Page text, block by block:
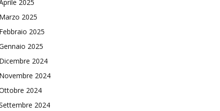
2025
2025
2025
2025
2024
2024
2024
2024